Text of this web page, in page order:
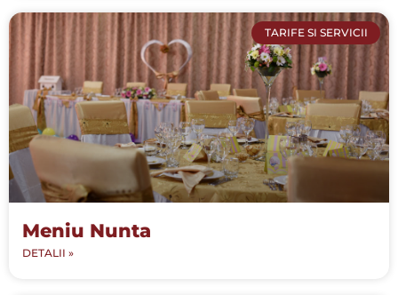
TARIFE SI SERVICII
Meniu Nunta
DETALII »